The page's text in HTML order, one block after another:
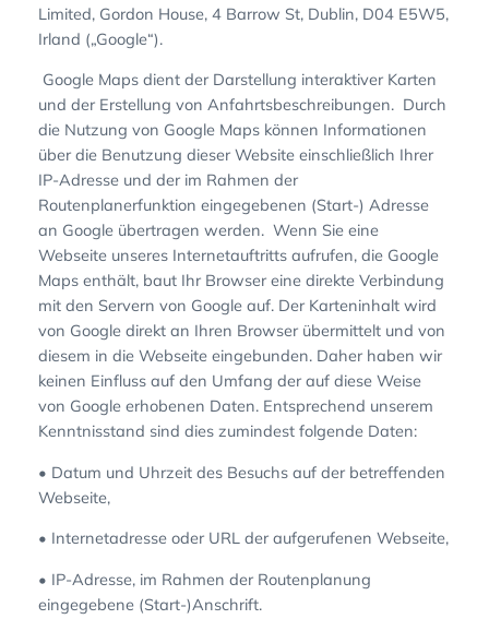
Limited, Gordon House, 4 Barrow St, Dublin, D04 E5W5,
Irland („Google“).
Google Maps dient der Darstellung interaktiver Karten
und der Erstellung von Anfahrtsbeschreibungen. Durch
die Nutzung von Google Maps können Informationen
über die Benutzung dieser Website einschließlich Ihrer
IP-Adresse und der im Rahmen der
Routenplanerfunktion eingegebenen (Start-) Adresse
an Google übertragen werden. Wenn Sie eine
Webseite unseres Internetauftritts aufrufen, die Google
Maps enthält, baut Ihr Browser eine direkte Verbindung
mit den Servern von Google auf. Der Karteninhalt wird
von Google direkt an Ihren Browser übermittelt und von
diesem in die Webseite eingebunden. Daher haben wir
keinen Einfluss auf den Umfang der auf diese Weise
von Google erhobenen Daten. Entsprechend unserem
Kenntnisstand sind dies zumindest folgende Daten:
• Datum und Uhrzeit des Besuchs auf der betreffenden
Webseite,
• Internetadresse oder URL der aufgerufenen Webseite,
• IP-Adresse, im Rahmen der Routenplanung
eingegebene (Start-)Anschrift.